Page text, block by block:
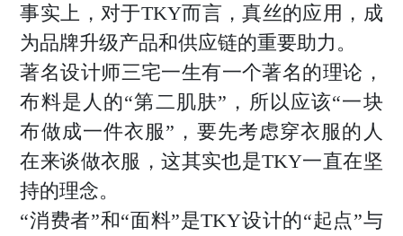
事实上，对于TKY而言，真丝的应用，成
为品牌升级产品和供应链的重要助力。
著名设计师三宅一生有一个著名的理论，
布料是人的“第二肌肤”，所以应该“一块
布做成一件衣服”，要先考虑穿衣服的人
在来谈做衣服，这其实也是TKY一直在坚
持的理念。
“消费者”和“面料”是TKY设计的“起点”与